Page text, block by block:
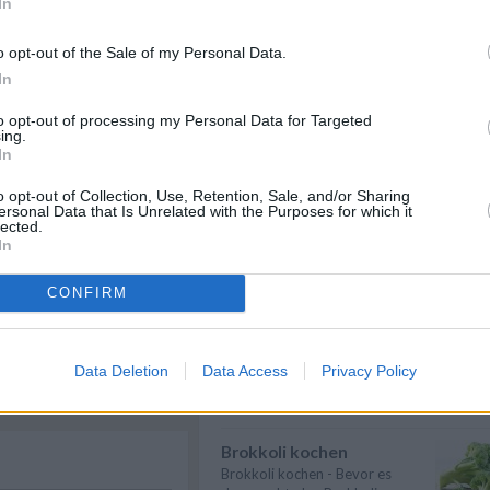
opt-out of the Sale of my Personal Data.
opt-out of processing my Personal Data for Targeted
opt-out of Collection, Use, Retention, Sale, and/or Sharing
Data that Is Unrelated with the Purposes for which it
CONFIRM
Data Deletion Data Access Privacy Policy
Rezepte/
Rezepte/
Rezepte/
Suppen kochen - so gelingt es.
Gemüse kochen
Gemüsesorten und ... » mehr
paar einfache Tipps & Tricks
Gesund kochen - Mit
Brokkoli kochen
Brokkoli kochen - Bevor es